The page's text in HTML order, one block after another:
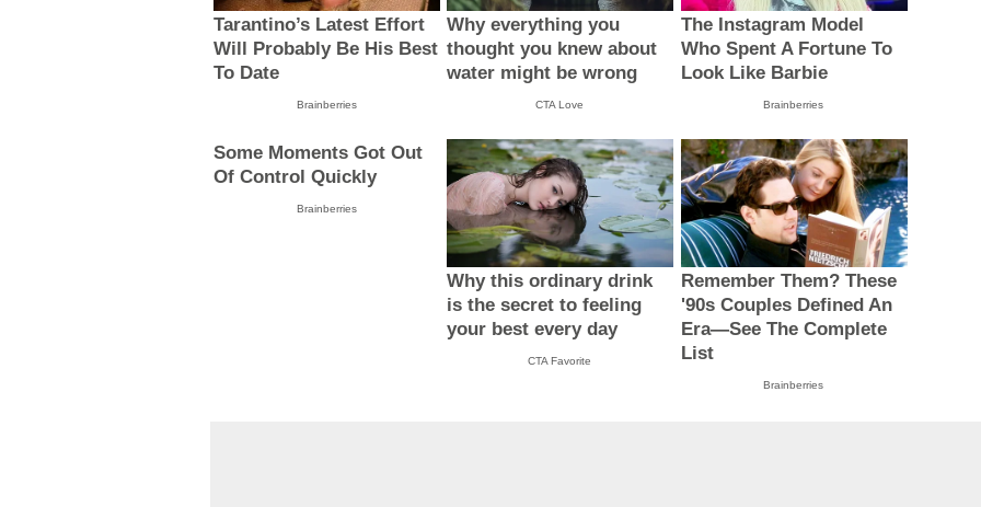
Tarantino’s Latest Effort
Will Probably Be His Best
To Date
Brainberries
Why everything you
thought you knew about
water might be wrong
CTA Love
The Instagram Model
Who Spent A Fortune To
Look Like Barbie
Brainberries
Some Moments Got Out
Of Control Quickly
Brainberries
Why this ordinary drink
is the secret to feeling
your best every day
CTA Favorite
Remember Them? These
'90s Couples Defined An
Era—See The Complete
List
Brainberries